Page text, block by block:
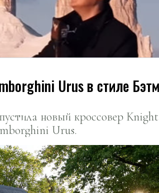
Urus в стиле
новый кроссовер
Urus.